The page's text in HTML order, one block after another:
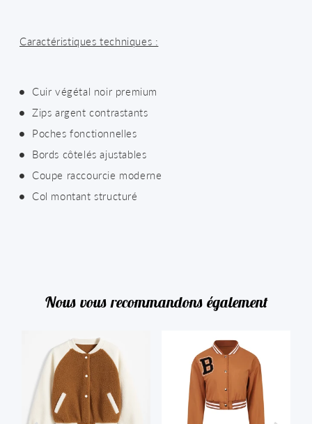
Caractéristiques techniques :
Cuir végétal noir premium
Zips argent contrastants
Poches fonctionnelles
Bords côtelés ajustables
Coupe raccourcie moderne
Col montant structuré
Nous vous recommandons également